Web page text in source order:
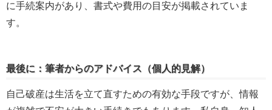
に手続案内があり、書式や費用の目安が掲載されていま
す。
最後に：筆者からのアドバイス（個人的見解）
自己破産は生活を立て直すための有効な手段ですが、情報